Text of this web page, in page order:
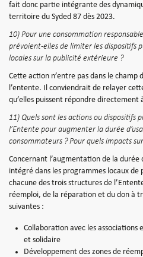
fait donc partie intégrante des
territoire du Syded 87 dès 2023.
10) Pour une consommation
prévoient-elles de limiter les dispositifs
locales sur la publicité extérieure ?
Cette action n’entre pas dans le champ
l’entente. Il conviendrait de relayer
qu’elles puissent répondre directement
11) Quels sont les actions ou dispositifs
l’Entente pour augmenter la durée
consommateurs ? Pour quels impacts
Concernant l’augmentation de la durée
intégré dans les programmes locaux de
chacune des trois structures de
réemploi, de la réparation et du don à
suivantes :
Collaboration avec les associations
et solidaire
Développement des zones de